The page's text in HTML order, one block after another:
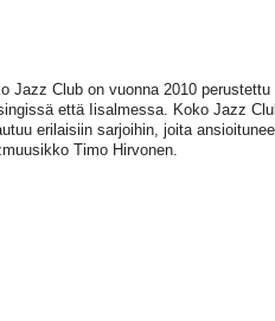
Jazz Club on vuonna 2010
että Iisalmessa. Koko Jazz
erilaisiin sarjoihin, joita
Timo Hirvonen.